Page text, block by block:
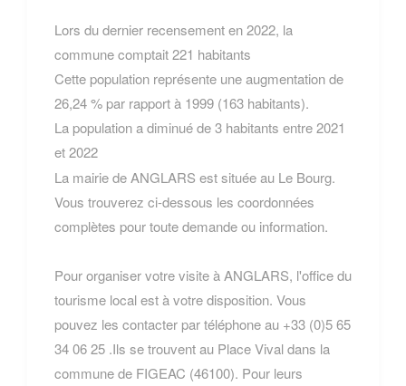
Lors du dernier recensement en 2022, la
commune comptait 221 habitants
Cette population représente une augmentation de
26,24 % par rapport à 1999 (163 habitants).
La population a diminué de 3 habitants entre 2021
et 2022
La mairie de ANGLARS est située au Le Bourg.
Vous trouverez ci-dessous les coordonnées
complètes pour toute demande ou information.
Pour organiser votre visite à ANGLARS, l'office du
tourisme local est à votre disposition. Vous
pouvez les contacter par téléphone au +33 (0)5 65
34 06 25 .Ils se trouvent au Place Vival dans la
commune de FIGEAC (46100). Pour leurs